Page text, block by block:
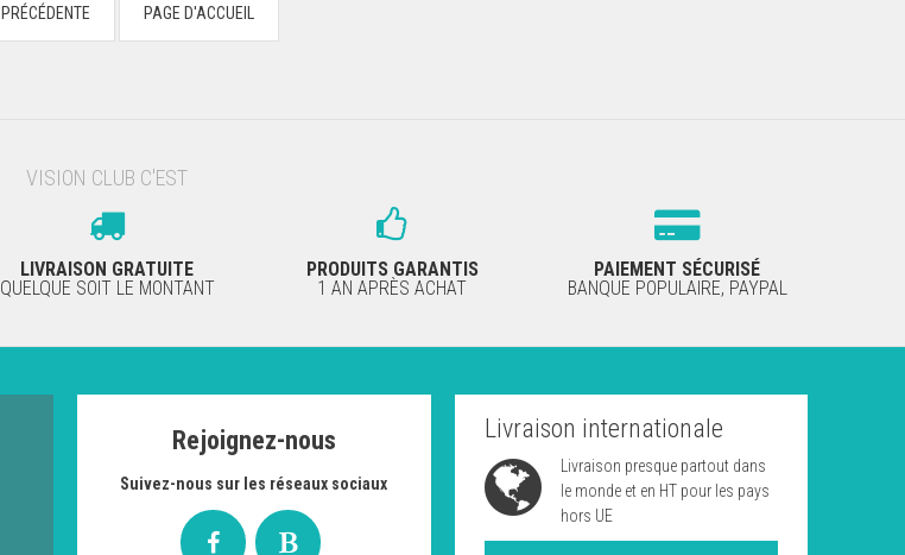
VISION CLUB C'EST
LIVRAISON GRATUITE
QUELQUE SOIT LE MONTANT
PRODUITS GARANTIS
1 AN APRÈS ACHAT
PAIEMENT SÉCURISÉ
BANQUE POPULAIRE, PAYPAL
Rejoignez-nous
Suivez-nous sur les réseaux sociaux
Livraison internationale
Livraison presque partout dans
le monde et en HT pour les pays
hors UE